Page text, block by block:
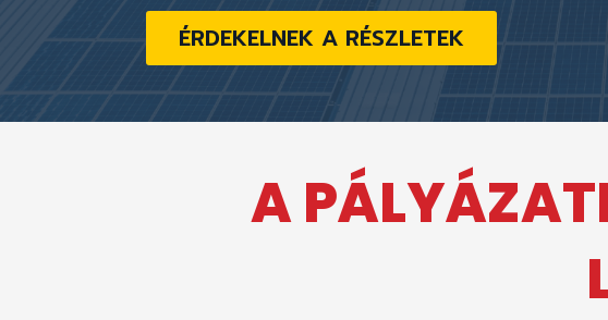
ÉRDEKELNEK A RÉSZLETEK
A